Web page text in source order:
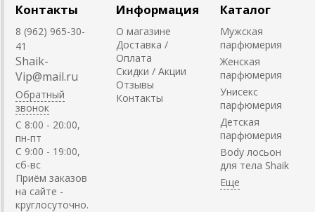
Контакты
8 (962) 965-30-
41
Shaik-
Vip@mail.ru
Обратный
звонок
C 8:00 - 20:00,
пн-пт
С 9:00 - 19:00,
сб-вс
Приём заказов
на сайте -
круглосуточно.
Информация
О магазине
Доставка /
Оплата
Скидки / Акции
Отзывы
Контакты
Каталог
Мужская
парфюмерия
Женская
парфюмерия
Унисекс
парфюмерия
Детская
парфюмерия
Body лосьон
для тела Shaik